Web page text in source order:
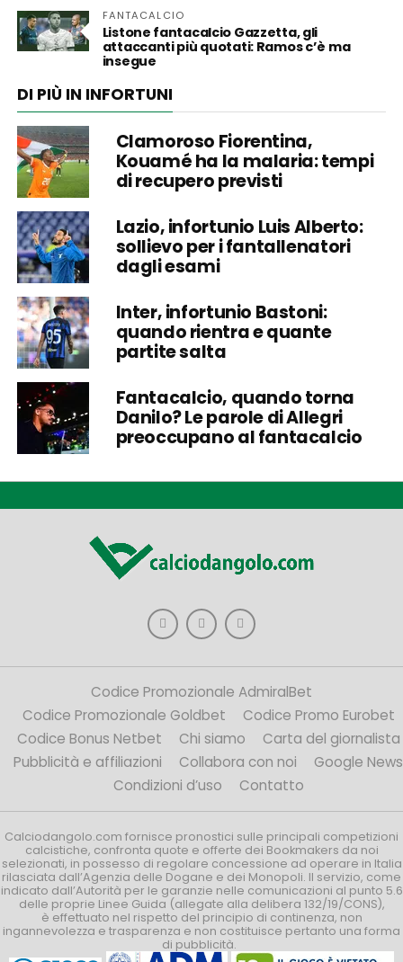
FANTACALCIO
Listone fantacalcio Gazzetta, gli
attaccanti più quotati: Ramos c’è ma
insegue
DI PIÙ IN INFORTUNI
Clamoroso Fiorentina,
Kouamé ha la malaria: tempi
di recupero previsti
Lazio, infortunio Luis Alberto:
sollievo per i fantallenatori
dagli esami
Inter, infortunio Bastoni:
quando rientra e quante
partite salta
Fantacalcio, quando torna
Danilo? Le parole di Allegri
preoccupano al fantacalcio
Codice Promozionale AdmiralBet
Codice Promozionale Goldbet
Codice Promo Eurobet
Codice Bonus Netbet
Chi siamo
Carta del giornalista
Pubblicità e affiliazioni
Collabora con noi
Google News
Condizioni d’uso
Contatto
Calciodangolo.com fornisce pronostici sulle principali competizioni
calcistiche, confronta quote e offerte dei Bookmakers da noi
selezionati, in possesso di regolare concessione ad operare in Italia
rilasciata dall’Agenzia delle Dogane e dei Monopoli. Il servizio, come
indicato dall’Autorità per le garanzie nelle comunicazioni al punto 5.6
delle proprie Linee Guida (allegate alla delibera 132/19/CONS),
è effettuato nel rispetto del principio di continenza, non
ingannevolezza e trasparenza e non costituisce pertanto una forma
di pubblicità.